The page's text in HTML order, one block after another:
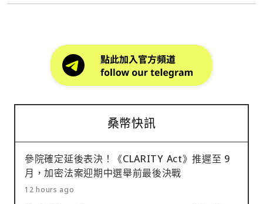
桑幣快訊
參院確定延後表決！《CLARITY Act》推遲至 9
月，加密法案迎期中選舉前最後決戰
12 hours ago